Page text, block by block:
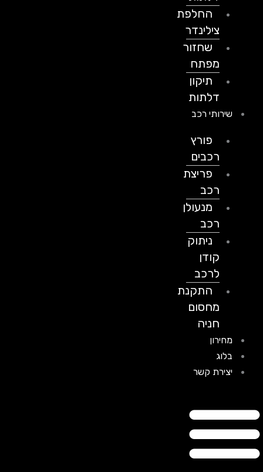
החלפת
צילינדר
שחזור
מפתח
תיקון
דלתות
שירותי רכב
פורץ
רכבים
פריצת
מנעולן
ניתוק
לרכב
התקנת
מחסום
חניה
מחירון
בלוג
יצירת קשר